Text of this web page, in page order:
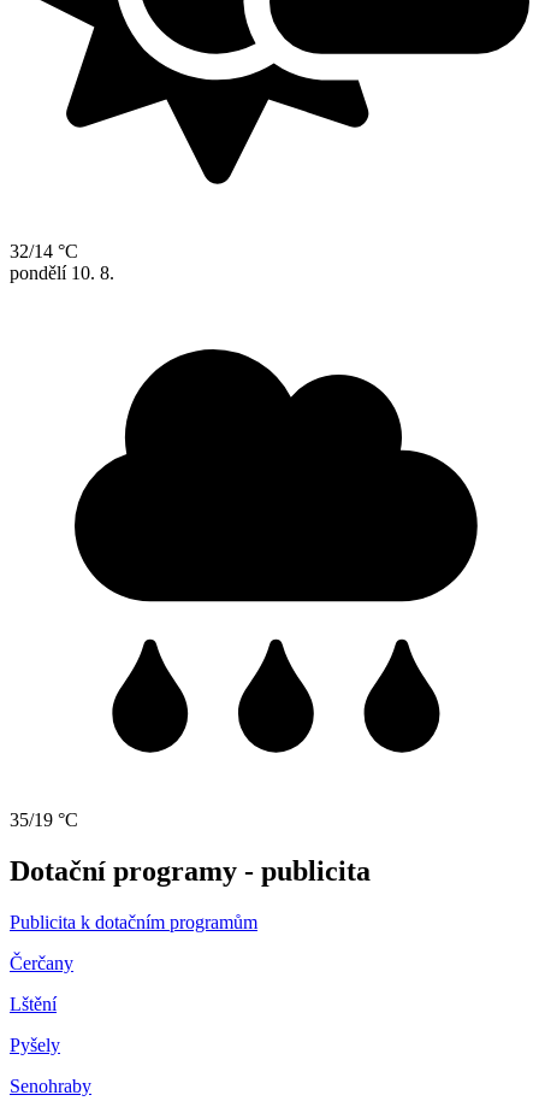
32/14 °C
pondělí 10. 8.
35/19 °C
Dotační programy - publicita
Publicita k dotačním programům
Čerčany
Lštění
Pyšely
Senohraby